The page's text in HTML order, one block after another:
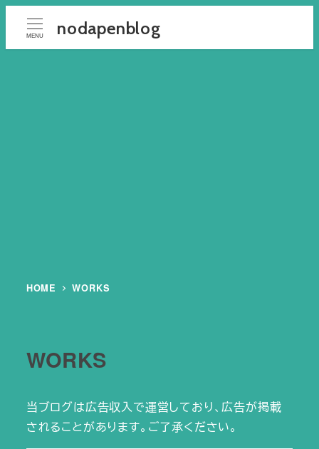
ン
MENU nodapenblog
HOME WORKS
WORKS
当ブログは広告収入で運営しており、広告が掲載
されることがあります。ご了承ください。